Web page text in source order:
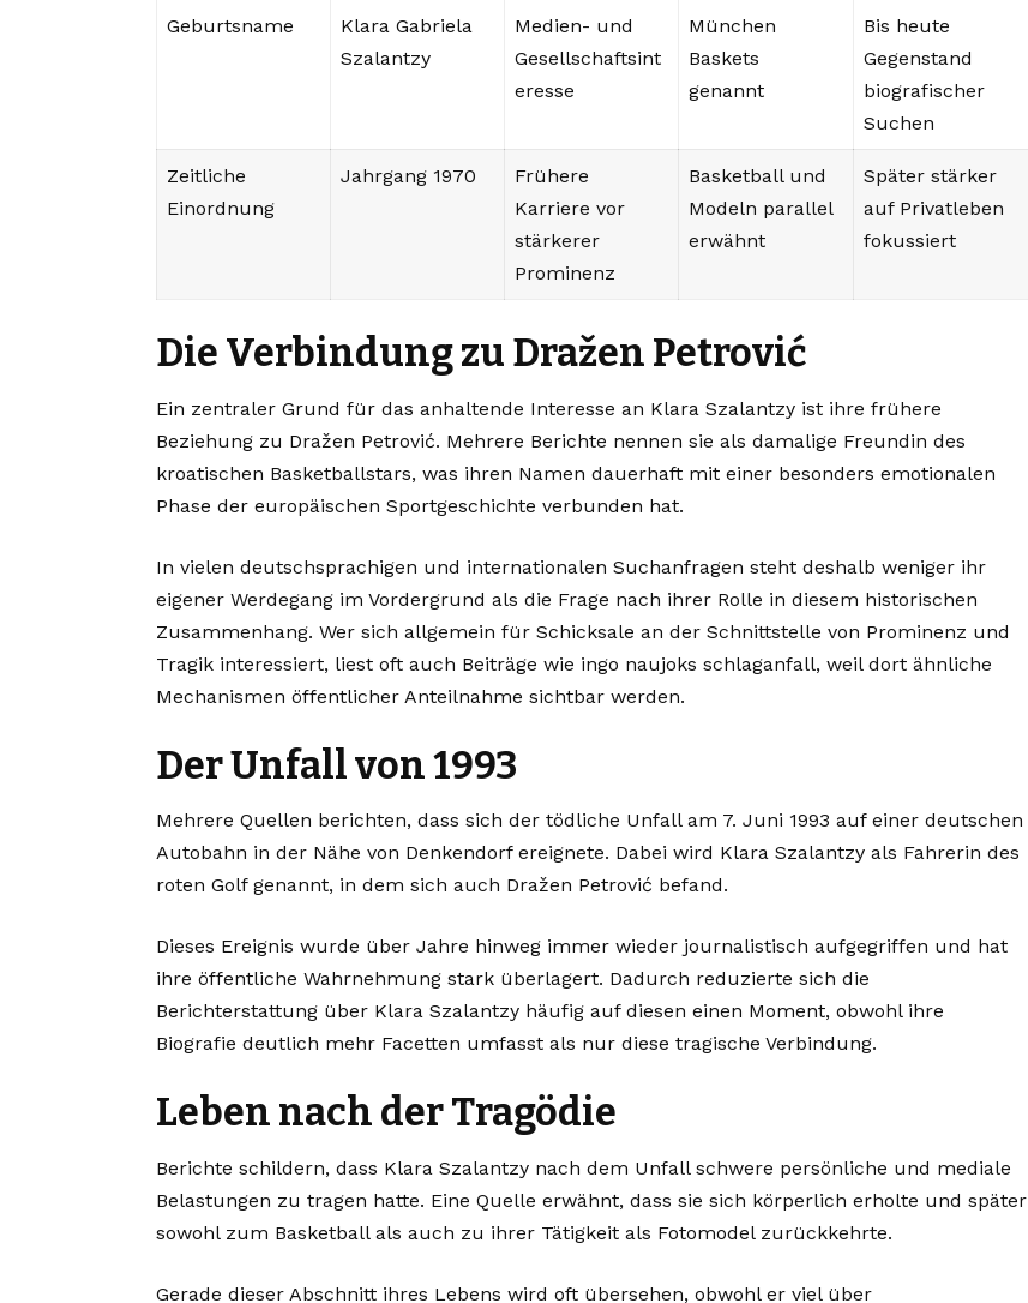
Geburtsname
Klara Gabriela
Szalantzy
Medien- und
Gesellschaftsint
eresse
München
Baskets
genannt
Bis heute
Gegenstand
biografischer
Suchen
Zeitliche
Einordnung
Jahrgang 1970
Frühere
Karriere vor
stärkerer
Prominenz
Basketball und
Modeln parallel
erwähnt
Später stärker
auf Privatleben
fokussiert
Die Verbindung zu Dražen Petrović
Ein zentraler Grund für das anhaltende Interesse an Klara Szalantzy ist ihre frühere
Beziehung zu Dražen Petrović. Mehrere Berichte nennen sie als damalige Freundin des
kroatischen Basketballstars, was ihren Namen dauerhaft mit einer besonders emotionalen
Phase der europäischen Sportgeschichte verbunden hat.
In vielen deutschsprachigen und internationalen Suchanfragen steht deshalb weniger ihr
eigener Werdegang im Vordergrund als die Frage nach ihrer Rolle in diesem historischen
Zusammenhang. Wer sich allgemein für Schicksale an der Schnittstelle von Prominenz und
Tragik interessiert, liest oft auch Beiträge wie ingo naujoks schlaganfall, weil dort ähnliche
Mechanismen öffentlicher Anteilnahme sichtbar werden.
Der Unfall von 1993
Mehrere Quellen berichten, dass sich der tödliche Unfall am 7. Juni 1993 auf einer deutschen
Autobahn in der Nähe von Denkendorf ereignete. Dabei wird Klara Szalantzy als Fahrerin des
roten Golf genannt, in dem sich auch Dražen Petrović befand.
Dieses Ereignis wurde über Jahre hinweg immer wieder journalistisch aufgegriffen und hat
ihre öffentliche Wahrnehmung stark überlagert. Dadurch reduzierte sich die
Berichterstattung über Klara Szalantzy häufig auf diesen einen Moment, obwohl ihre
Biografie deutlich mehr Facetten umfasst als nur diese tragische Verbindung.
Leben nach der Tragödie
Berichte schildern, dass Klara Szalantzy nach dem Unfall schwere persönliche und mediale
Belastungen zu tragen hatte. Eine Quelle erwähnt, dass sie sich körperlich erholte und später
sowohl zum Basketball als auch zu ihrer Tätigkeit als Fotomodel zurückkehrte.
Gerade dieser Abschnitt ihres Lebens wird oft übersehen, obwohl er viel über